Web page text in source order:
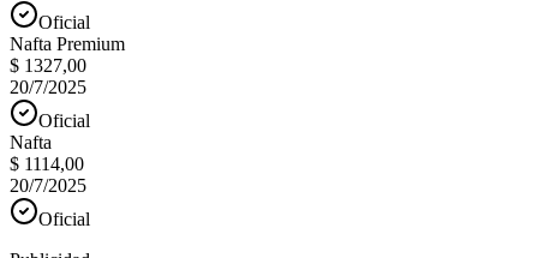
Oficial
Nafta Premium
$ 1327,00
20/7/2025
Oficial
Nafta
$ 1114,00
20/7/2025
Oficial